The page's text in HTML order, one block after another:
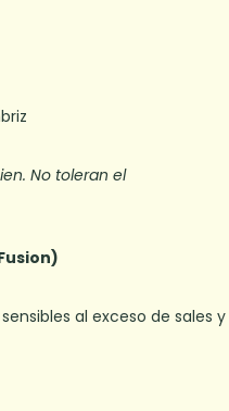
No toleran el
al exceso de sales y